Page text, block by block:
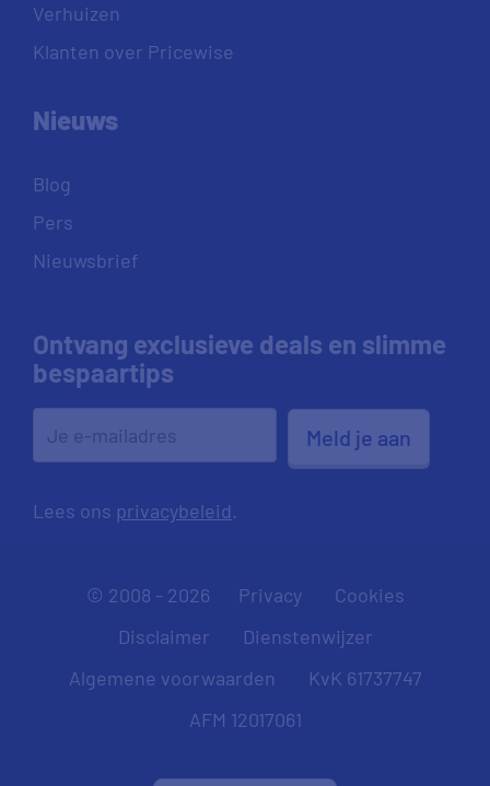
Verhuizen
Klanten over Pricewise
Nieuws
Blog
Pers
Nieuwsbrief
Ontvang exclusieve deals en slimme
bespaartips
Meld je aan
Lees ons privacybeleid.
© 2008 - 2026 Privacy
Cookies
Disclaimer
Dienstenwijzer
Algemene voorwaarden
KvK 61737747
AFM 12017061